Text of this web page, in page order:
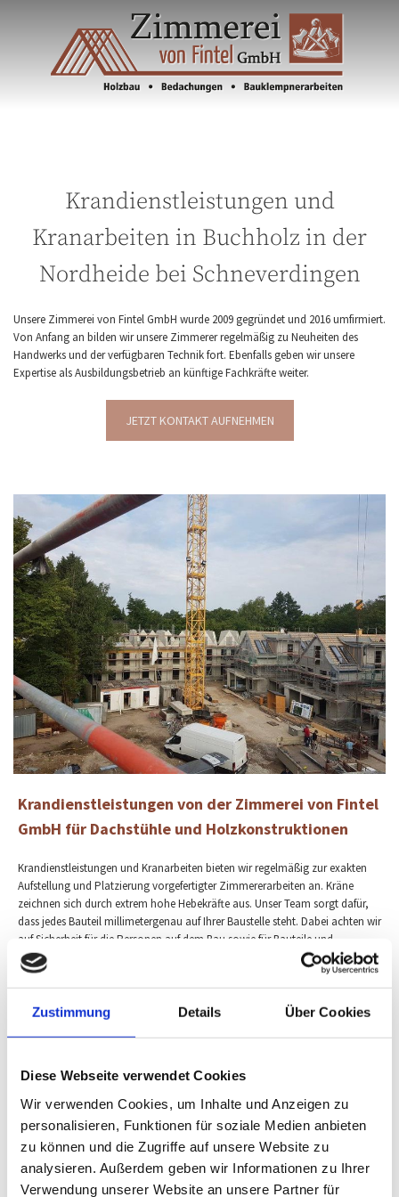
Zustimmung Details Über Cookies
Diese Webseite verwendet Cookies
Wir verwenden Cookies, um Inhalte und Anzeigen zu
personalisieren, Funktionen für soziale Medien anbieten
zu können und die Zugriffe auf unsere Website zu
analysieren. Außerdem geben wir Informationen zu Ihrer
Verwendung unserer Website an unsere Partner für
Krandienstleistungen und
Kranarbeiten in Buchholz in der
Nordheide bei Schneverdingen
Unsere Zimmerei von Fintel GmbH wurde 2009 gegründet und 2016 umfirmiert.
Von Anfang an bilden wir unsere Zimmerer regelmäßig zu Neuheiten des
Handwerks und der verfügbaren Technik fort. Ebenfalls geben wir unsere
Expertise als Ausbildungsbetrieb an künftige Fachkräfte weiter.
JETZT KONTAKT AUFNEHMEN
Krandienstleistungen von der Zimmerei von Fintel
GmbH für Dachstühle und Holzkonstruktionen
Krandienstleistungen und Kranarbeiten bieten wir regelmäßig zur exakten
Aufstellung und Platzierung vorgefertigter Zimmererarbeiten an. Kräne
zeichnen sich durch extrem hohe Hebekräfte aus. Unser Team sorgt dafür,
dass jedes Bauteil millimetergenau auf Ihrer Baustelle steht. Dabei achten wir
auf Sicherheit für die Personen auf dem Bau sowie für Bauteile und
Baumaterialien im Umkreis des Krans. Vorteilhaft am Heben statt einzeln
aufmontieren von Dachstühlen in Buchholz in der Nordheide zwischen
Schwarzen Bergen und Lohbergen ist die Schnelligkeit beim Aufstellen sowie
die hohe Reichweite und starke Hebeleistung. Unsere Krandienstleistungen
Neben Privatkunden wird unser Kranservice vor allem von
Gewerbetreibenden für anspruchsvolle Hebe- und Positionierungsleistungen
auf Gewerbegeländen oder Sanierungs- und Neubaustellen beauftragt.